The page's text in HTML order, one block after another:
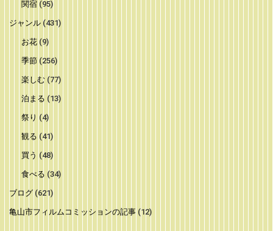
関宿(95)
ジャンル (431)
お花(9)
季節 (256)
楽しむ (77)
泊まる (13)
祭り (4)
観る (41)
買う (48)
食べる (34)
ブログ (621)
亀山市フィルムコミッションの記事 (12)